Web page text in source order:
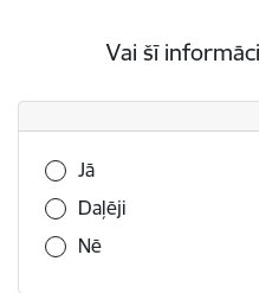
Vai šī
Vai šī informācija bija
Jā
Daļēji
Nē